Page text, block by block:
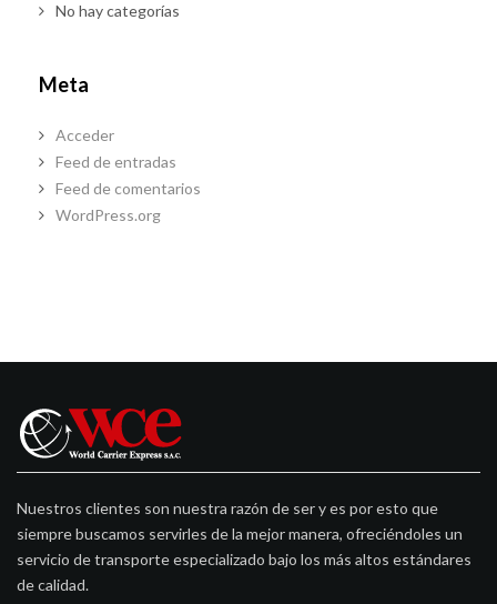
No hay categorías
Meta
Acceder
Feed de entradas
Feed de comentarios
WordPress.org
Nuestros clientes son nuestra razón de ser y es por esto que
siempre buscamos servirles de la mejor manera, ofreciéndoles un
servicio de transporte especializado bajo los más altos estándares
de calidad.